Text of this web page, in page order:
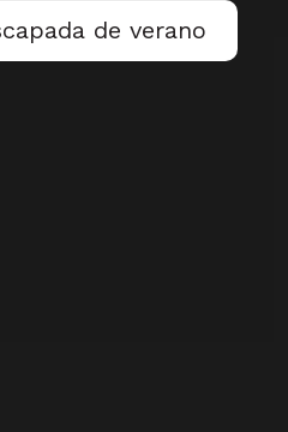
de verano